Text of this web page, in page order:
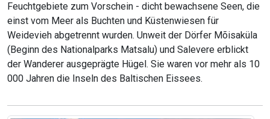
Feuchtgebiete zum Vorschein - dicht bewachsene Seen, die
einst vom Meer als Buchten und Küstenwiesen für
Weidevieh abgetrennt wurden. Unweit der Dörfer Mõisaküla
(Beginn des Nationalparks Matsalu) und Salevere erblickt
der Wanderer ausgeprägte Hügel. Sie waren vor mehr als 10
000 Jahren die Inseln des Baltischen Eissees.